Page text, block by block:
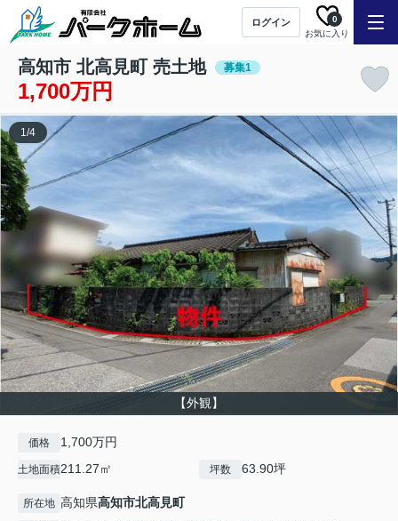
ログイン
お気に入り
0
高知市 北高見町 売土地 募集1
1,700万円
【外観】
1/4
価格 1,700万円
土地面積211.27㎡ 坪数 63.90坪
所在地 高知県高知市北高見町